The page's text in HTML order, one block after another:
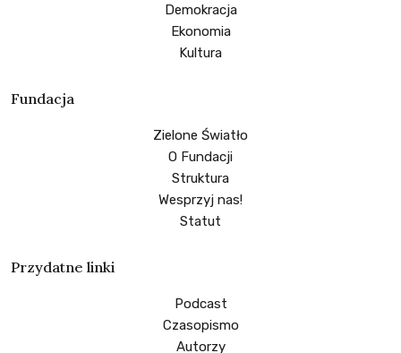
Demokracja
Ekonomia
Kultura
Fundacja
Zielone Światło
O Fundacji
Struktura
Wesprzyj nas!
Statut
Przydatne linki
Podcast
Czasopismo
Autorzy